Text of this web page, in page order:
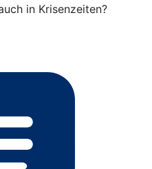
in Krisenzeiten?